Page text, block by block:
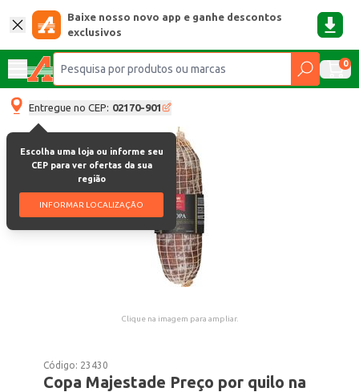
Baixe nosso novo app e ganhe descontos
exclusivos
0
Entregue no CEP: 02170-901
Escolha uma loja ou informe seu
CEP para ver ofertas da sua
região
INFORMAR LOCALIZAÇÃO
Clique na imagem para ampliar.
Código: 23430
Copa Majestade Preço por quilo na